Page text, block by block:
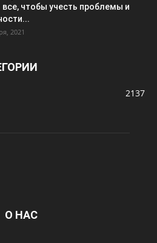
чтобы учесть проблемы и
2021
2137
О НАС